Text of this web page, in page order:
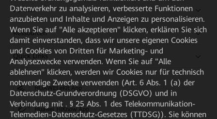
Partner
Ressourcen
Quick Links
HUAWEI eKit App
Huawei HiKnow App
Datenverkehr zu analysieren, verbesserte Funktionen
anzubieten und Inhalte und Anzeigen zu personalisieren.
Wenn Sie auf "Alle akzeptieren" klicken, erklären Sie sich
damit einverstanden, dass wir unsere eigenen Cookies
und Cookies von Dritten für Marketing- und
Analysezwecke verwenden. Wenn Sie auf "Alle
ablehnen" klicken, werden wir Cookies nur für technisch
notwendige Zwecke verwenden (Art. 6 Abs. 1 (a) der
Datenschutz-Grundverordnung (DSGVO) und in
Verbindung mit . § 25 Abs. 1 des Telekommunikation-
Telemedien-Datenschutz-Gesetzes (TTDSG)). Sie können